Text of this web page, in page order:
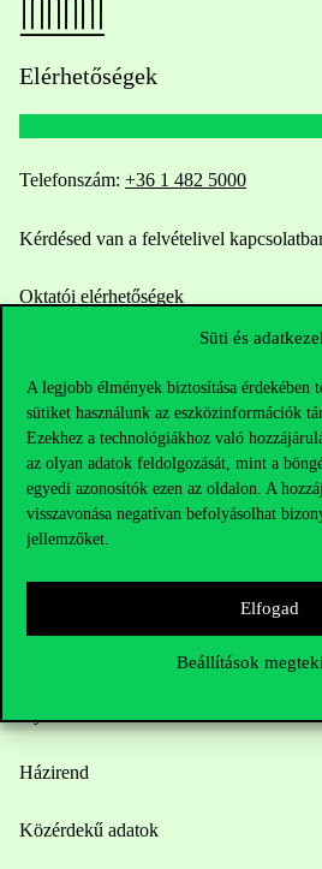
Süti és
A legjobb élmények biztosítása érdekében
sütiket használunk az eszközinformációk
Ezekhez a technológiákhoz való
az olyan adatok feldolgozását, mint a
egyedi azonosítók ezen az oldalon. A
visszavonása negatívan befolyásolhat
jellemzőket.
Elfogad
Beállítások
Elérhetőségek
Telefonszám: +36 1 482 5000
Kérdésed van a felvételivel
Oktatói elérhetőségek
Sajtó:press@uni-corvinus.hu
Házirend
Közérdekű adatok